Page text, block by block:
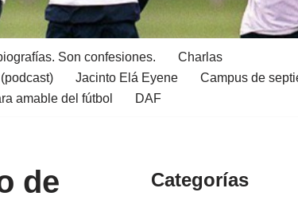
Son confesiones.
Charlas
Jacinto Elá Eyene
Campus de
amable del fútbol DAF
de
Categorías